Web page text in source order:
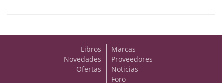
Historia
Libros
Novedades
Ofertas
Marcas
Proveedores
Noticias
Foro